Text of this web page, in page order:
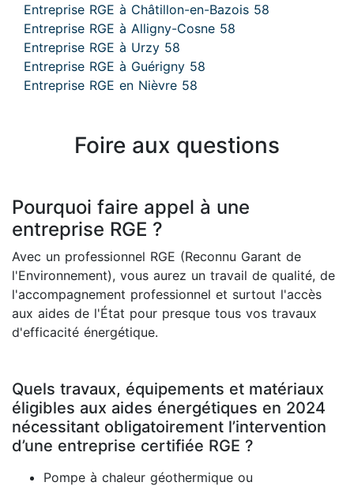
Entreprise RGE à Châtillon-en-Bazois 58
Entreprise RGE à Alligny-Cosne 58
Entreprise RGE à Urzy 58
Entreprise RGE à Guérigny 58
Entreprise RGE en Nièvre 58
Foire aux questions
Pourquoi faire appel à une
entreprise RGE ?
Avec un professionnel RGE (Reconnu Garant de
l'Environnement), vous aurez un travail de qualité, de
l'accompagnement professionnel et surtout l'accès
aux aides de l'État pour presque tous vos travaux
d'efficacité énergétique.
Quels travaux, équipements et matériaux
éligibles aux aides énergétiques en 2024
nécessitant obligatoirement l’intervention
d’une entreprise certifiée RGE ?
Pompe à chaleur géothermique ou